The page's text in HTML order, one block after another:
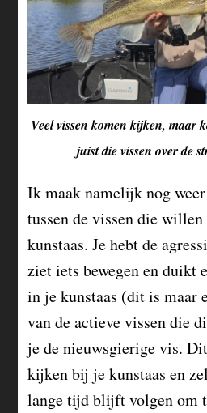
Veel vissen komen kijken, maar
juist die vissen over de
Ik maak namelijk nog
tussen de vissen die
kunstaas. Je hebt de
ziet iets bewegen en duikt
in je kunstaas (dit is maar
van de actieve vissen die
je de nieuwsgierige vis.
kijken bij je kunstaas en
lange tijd blijft volgen om